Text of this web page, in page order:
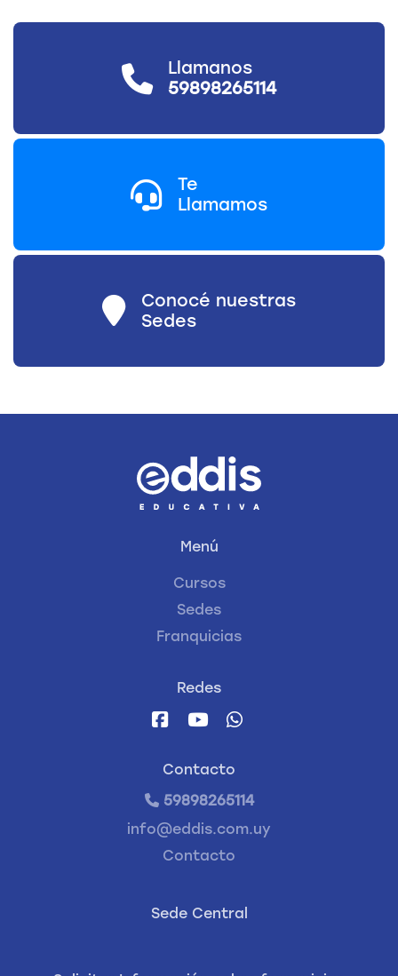
Llamanos
59898265114
Te
Llamamos
Conocé nuestras
Sedes
Menú
Cursos
Sedes
Franquicias
Redes
Contacto
59898265114
info@eddis.com.uy
Contacto
Sede Central